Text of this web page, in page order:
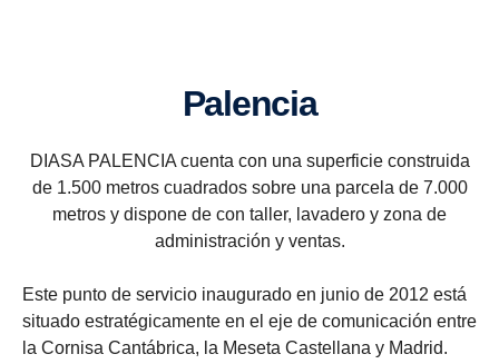
Palencia
DIASA PALENCIA cuenta con una superficie construida
de 1.500 metros cuadrados sobre una parcela de 7.000
metros y dispone de con taller, lavadero y zona de
administración y ventas.
Este punto de servicio inaugurado en junio de 2012 está
situado estratégicamente en el eje de comunicación entre
la Cornisa Cantábrica, la Meseta Castellana y Madrid.